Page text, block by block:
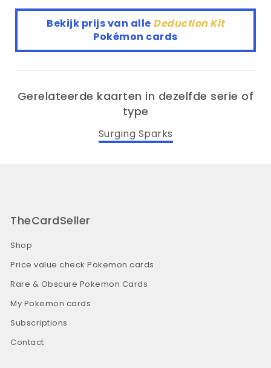
Bekijk prijs van alle Deduction Kit
Pokémon cards
Gerelateerde kaarten in dezelfde serie of
type
Surging Sparks
TheCardSeller
Shop
Price value check Pokemon cards
Rare & Obscure Pokemon Cards
My Pokemon cards
Subscriptions
Contact